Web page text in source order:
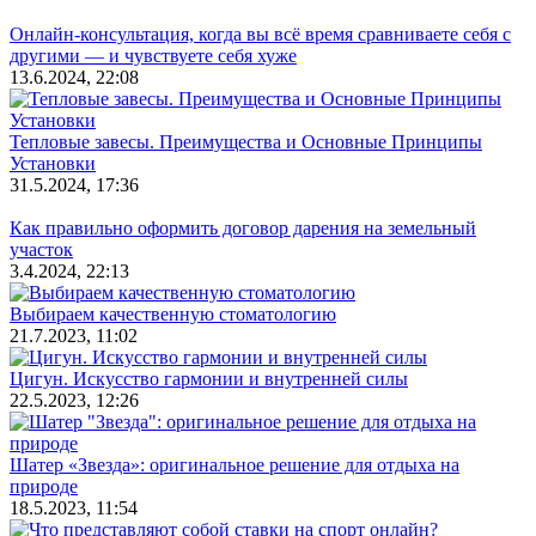
Онлайн-консультация, когда вы всё время сравниваете себя с
другими — и чувствуете себя хуже
13.6.2024, 22:08
Тепловые завесы. Преимущества и Основные Принципы
Установки
31.5.2024, 17:36
Как правильно оформить договор дарения на земельный
участок
3.4.2024, 22:13
Выбираем качественную стоматологию
21.7.2023, 11:02
Цигун. Искусство гармонии и внутренней силы
22.5.2023, 12:26
Шатер «Звезда»: оригинальное решение для отдыха на
природе
18.5.2023, 11:54